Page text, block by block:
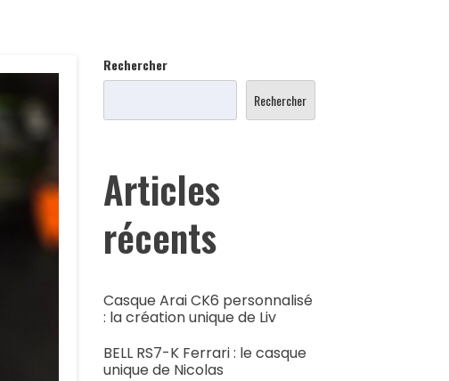
Rechercher
Rechercher
Articles
récents
Casque Arai CK6 personnalisé
: la création unique de Liv
BELL RS7-K Ferrari : le casque
unique de Nicolas